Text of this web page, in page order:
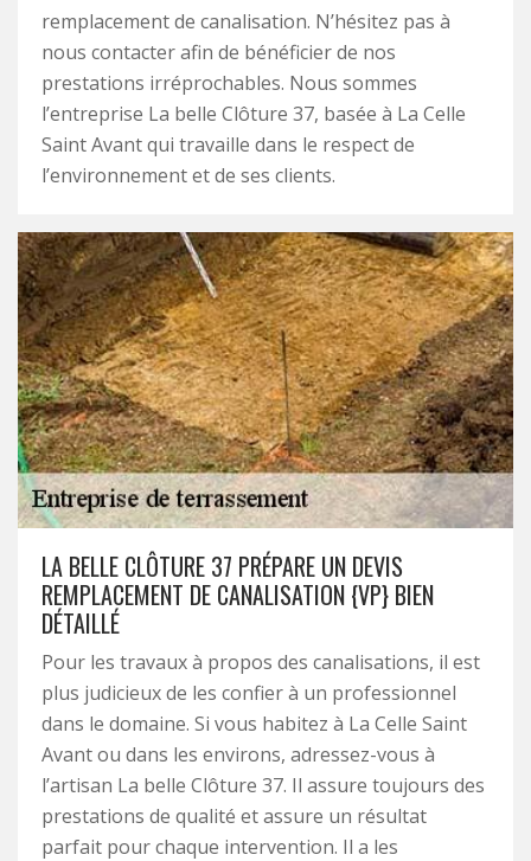
remplacement de canalisation. N’hésitez pas à
nous contacter afin de bénéficier de nos
prestations irréprochables. Nous sommes
l’entreprise La belle Clôture 37, basée à La Celle
Saint Avant qui travaille dans le respect de
l’environnement et de ses clients.
LA BELLE CLÔTURE 37 PRÉPARE UN DEVIS
REMPLACEMENT DE CANALISATION {VP} BIEN
DÉTAILLÉ
Pour les travaux à propos des canalisations, il est
plus judicieux de les confier à un professionnel
dans le domaine. Si vous habitez à La Celle Saint
Avant ou dans les environs, adressez-vous à
l’artisan La belle Clôture 37. Il assure toujours des
prestations de qualité et assure un résultat
parfait pour chaque intervention. Il a les